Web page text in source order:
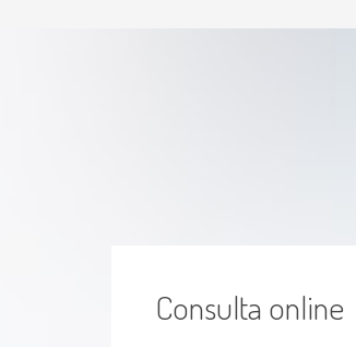
Consulta online